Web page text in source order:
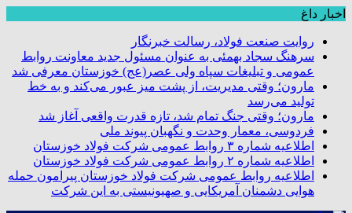
اخبار داغ
روایت صنعت فولاد،‌ رسالت خبرنگار
سرهنگ سجاد بهمئی به عنوان مسئول جدید معاونت روابط
عمومی و تبلیغات سپاه ولی عصر(عج) خوزستان معرفی شد
مارون؛ وقتی مدیریت، از پشت میز عبور می‌کند و به خط
تولید می‌رسد
مارون؛ وقتی جنگ تمام شد، تازه قدرت واقعی آغاز شد
فردوسی، معمار وحدت و نگهبان پیوند ملی
اطلاعیه شماره ۳ روابط عمومی شرکت فولاد خوزستان
اطلاعیه شماره ۲ روابط عمومی شرکت فولاد خوزستان
اطلاعیه روابط عمومی شرکت فولاد خوزستان پیرامون حمله
هوایی دشمنان آمریکایی و صهیونیستی به این شرکت